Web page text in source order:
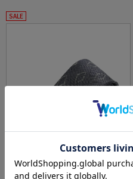
SALE